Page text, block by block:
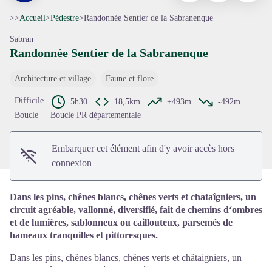
Voir l'image en plein écran
>>Accueil>Pédestre>Randonnée Sentier de la Sabranenque
Sabran
Randonnée Sentier de la Sabranenque
Architecture et village Faune et flore
Difficile 5h30 18,5km +493m
-492m
Boucle
Boucle PR départementale
Embarquer cet élément afin d'y avoir accès hors
connexion
Dans les pins, chênes blancs, chênes verts et chataîgniers, un
circuit agréable, vallonné, diversifié, fait de chemins d‘ombres
et de lumières, sablonneux ou caillouteux, parsemés de
hameaux tranquilles et pittoresques.
Dans les pins, chênes blancs, chênes verts et châtaigniers, un